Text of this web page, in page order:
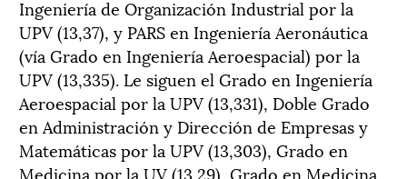
Ingeniería de Organización Industrial por la
UPV (13,37), y PARS en Ingeniería Aeronáutica
(vía Grado en Ingeniería Aeroespacial) por la
UPV (13,335). Le siguen el Grado en Ingeniería
Aeroespacial por la UPV (13,331), Doble Grado
en Administración y Dirección de Empresas y
Matemáticas por la UPV (13,303), Grado en
Medicina por la UV (13,29), Grado en Medicina